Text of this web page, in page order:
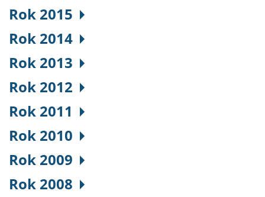
Rok 2015
Rok 2014
Rok 2013
Rok 2012
Rok 2011
Rok 2010
Rok 2009
Rok 2008